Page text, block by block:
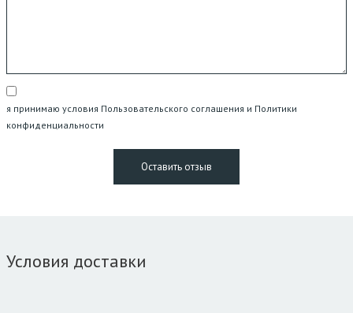
я принимаю условия Пользовательского соглашения и Политики
конфиденциальности
Условия доставки